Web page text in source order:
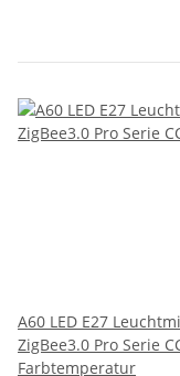
A60 LED E27
ZigBee3.0 Pro Serie
Farbtemperatur